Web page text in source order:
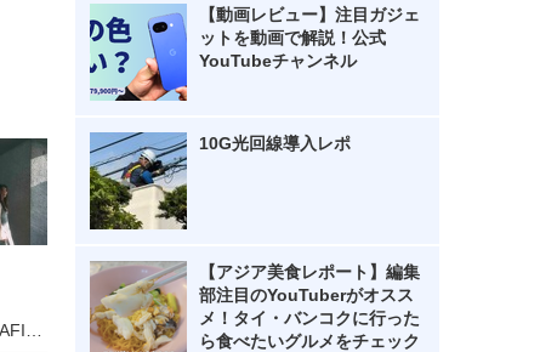
【動画レビュー】注目ガジェ
ットを動画で解説！公式
YouTubeチャンネル
10G光回線導入レポ
【アジア美食レポート】編集
部注目のYouTuberがオスス
メ！タイ・バンコクに行った
ら食べたいグルメをチェック